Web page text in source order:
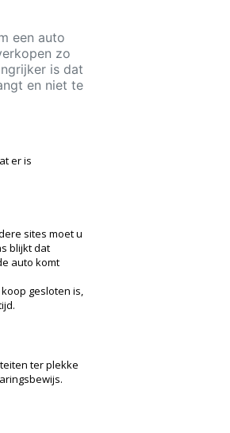
een auto
zo
is dat
en niet te
er is
sites moet u
blijkt dat
auto komt
gesloten is,
ter plekke